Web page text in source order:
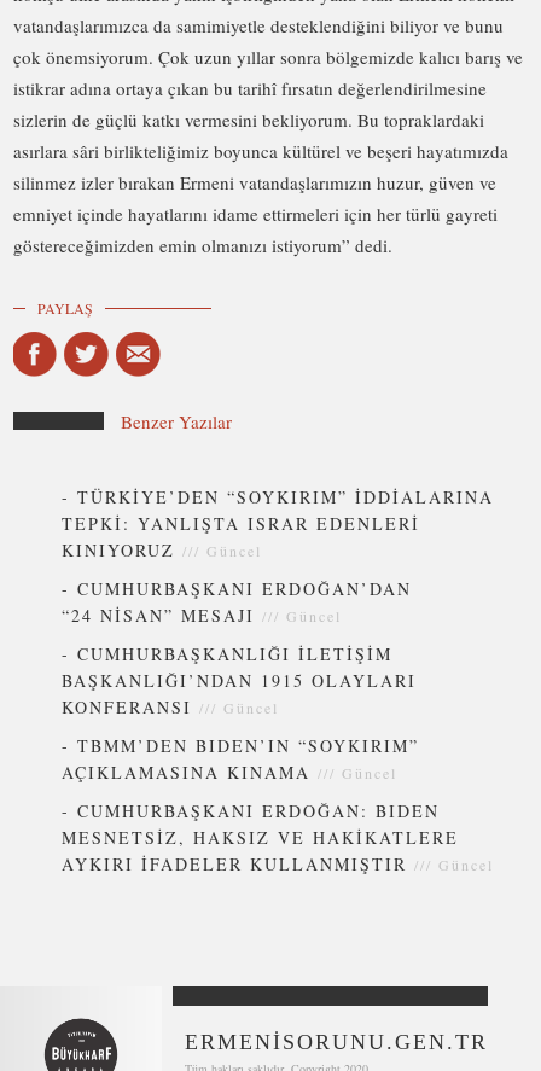
vatandaşlarımızca da samimiyetle desteklendiğini biliyor ve bunu
çok önemsiyorum. Çok uzun yıllar sonra bölgemizde kalıcı barış ve
istikrar adına ortaya çıkan bu tarihî fırsatın değerlendirilmesine
sizlerin de güçlü katkı vermesini bekliyorum. Bu topraklardaki
asırlara sâri birlikteliğimiz boyunca kültürel ve beşeri hayatımızda
silinmez izler bırakan Ermeni vatandaşlarımızın huzur, güven ve
emniyet içinde hayatlarını idame ettirmeleri için her türlü gayreti
göstereceğimizden emin olmanızı istiyorum” dedi.
PAYLAŞ
Benzer Yazılar
-TÜRKİYE’DEN “SOYKIRIM” İDDİALARINA
TEPKİ: YANLIŞTA ISRAR EDENLERİ
KINIYORUZ ///Güncel
-CUMHURBAŞKANI ERDOĞAN’DAN
“24 NİSAN” MESAJI ///Güncel
-CUMHURBAŞKANLIĞI İLETİŞİM
BAŞKANLIĞI’NDAN 1915 OLAYLARI
KONFERANSI ///Güncel
-TBMM’DEN BIDEN’IN “SOYKIRIM”
AÇIKLAMASINA KINAMA ///Güncel
-CUMHURBAŞKANI ERDOĞAN: BIDEN
MESNETSİZ, HAKSIZ VE HAKİKATLERE
AYKIRI İFADELER KULLANMIŞTIR///Güncel
ERMENİSORUNU.GEN.TR